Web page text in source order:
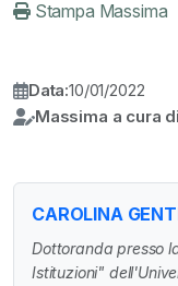
Stampa Massima
Data:10/01/2022
Massima a cura
CAROLINA
Dottoranda presso
Istituzioni"